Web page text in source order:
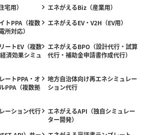
宅用）
エネがえるBiz（産業用）
トPPA（複数
所対応）
エネがえるEV・V2H（EV用）
ートEV（複数
済効果シミュ
エネがえるBPO（設計代行・試算
代行・補助金申請書作成代行）
ートPPA・オ
PPA（複数拠
地方自治体向け再エネシミュレー
ション代行
ーション代行
エネがえるAPI（独自シミュレー
ター開発）